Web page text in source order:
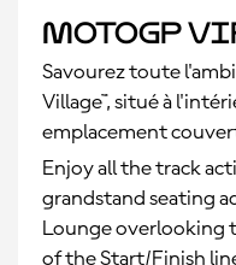
MotoGP
Savourez toute
Village™, situé à
emplacement
Enjoy all the track
grandstand seating
Lounge overlooking
of the Start/Finish